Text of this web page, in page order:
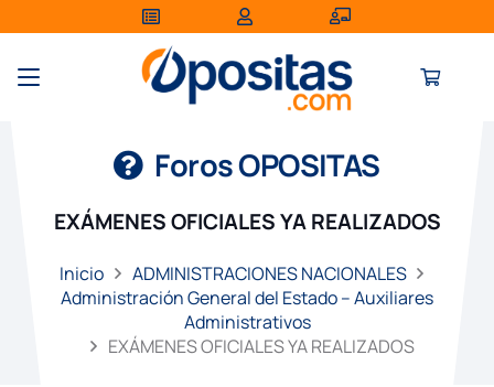
Foros OPOSITAS
EXÁMENES OFICIALES YA REALIZADOS
Inicio
ADMINISTRACIONES NACIONALES
Administración General del Estado – Auxiliares
Administrativos
EXÁMENES OFICIALES YA REALIZADOS